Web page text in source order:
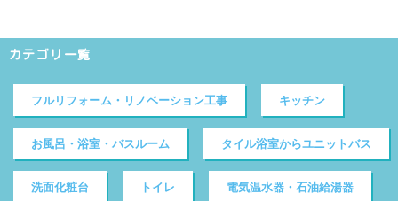
カテゴリ一覧
フルリフォーム・リノベーション工事 キッチン
お風呂・浴室・バスルーム タイル浴室からユニットバス
洗面化粧台 トイレ 電気温水器・石油給湯器